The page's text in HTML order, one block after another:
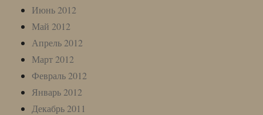
Июнь 2012
Май 2012
Апрель 2012
Март 2012
Февраль 2012
Январь 2012
Декабрь 2011